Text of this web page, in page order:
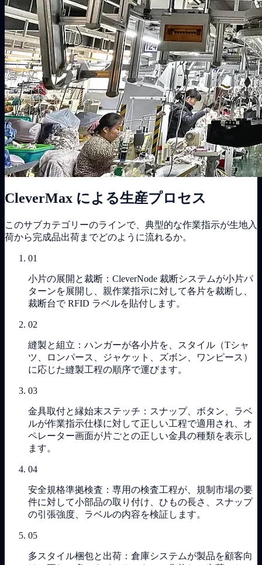
CleverMax による生産プロセス
このサブカテゴリーのラインで、典型的な作業指示が生地入
荷から完成品出荷までどのように流れるか。
01
小片の展開と裁断：CleverNode 裁断システムが小片パ
ターンを展開し、親作業指示に対して各片を裁断し、
裁断台で RFID ラベルを貼付します。
02
縫製と組立：ハンガーが各小片を、スタイル（Tシャ
ツ、ロンパース、ジャケット、ズボン、ワンピース）
に応じた縫製工程の順序で運びます。
03
金具取付と縁始末ステッチ：スナップ、ボタン、ラベ
ルが作業指示仕様に対して正しい工程で適用され、オ
ペレーター画面が片ごとの正しい金具の種類を表示し
ます。
04
安全規格準拠検査：専用の検査工程が、規制市場の要
件に対して小部品の取り付け、ひもの長さ、スナップ
の引張強度、ラベルの内容を検証します。
05
多スタイル梱包と出荷：倉庫システムが製品を顧客向